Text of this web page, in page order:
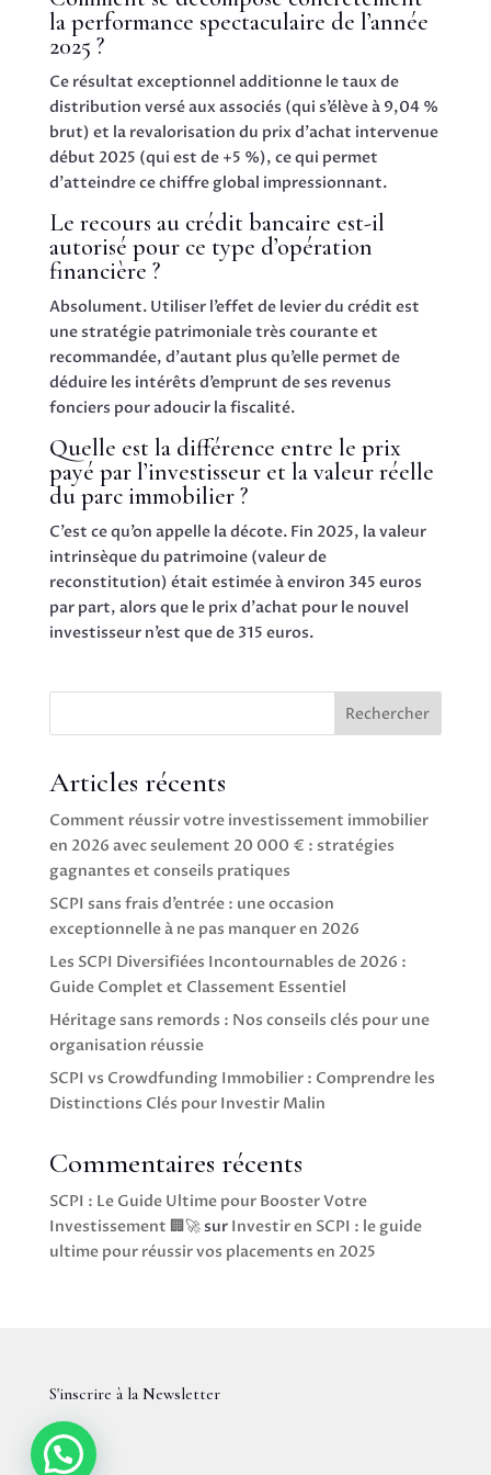
la performance spectaculaire de l’année
2025 ?
Ce résultat exceptionnel additionne le taux de
distribution versé aux associés (qui s’élève à 9,04 %
brut) et la revalorisation du prix d’achat intervenue
début 2025 (qui est de +5 %), ce qui permet
d’atteindre ce chiffre global impressionnant.
Le recours au crédit bancaire est-il
autorisé pour ce type d’opération
financière ?
Absolument. Utiliser l’effet de levier du crédit est
une stratégie patrimoniale très courante et
recommandée, d’autant plus qu’elle permet de
déduire les intérêts d’emprunt de ses revenus
fonciers pour adoucir la fiscalité.
Quelle est la différence entre le prix
payé par l’investisseur et la valeur réelle
du parc immobilier ?
C’est ce qu’on appelle la décote. Fin 2025, la valeur
intrinsèque du patrimoine (valeur de
reconstitution) était estimée à environ 345 euros
par part, alors que le prix d’achat pour le nouvel
investisseur n’est que de 315 euros.
Rechercher
Articles récents
Comment réussir votre investissement immobilier
en 2026 avec seulement 20 000 € : stratégies
gagnantes et conseils pratiques
SCPI sans frais d’entrée : une occasion
exceptionnelle à ne pas manquer en 2026
Les SCPI Diversifiées Incontournables de 2026 :
Guide Complet et Classement Essentiel
Héritage sans remords : Nos conseils clés pour une
organisation réussie
SCPI vs Crowdfunding Immobilier : Comprendre les
Distinctions Clés pour Investir Malin
Commentaires récents
SCPI : Le Guide Ultime pour Booster Votre
Investissement 🏢🚀sur Investir en SCPI : le guide
ultime pour réussir vos placements en 2025
S'inscrire à la Newsletter